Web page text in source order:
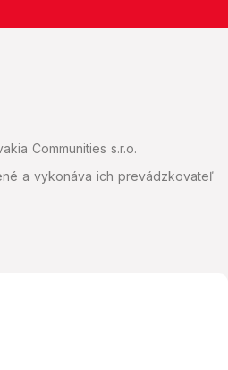
Communities s.r.o.
a vykonáva ich prevádzkovateľ